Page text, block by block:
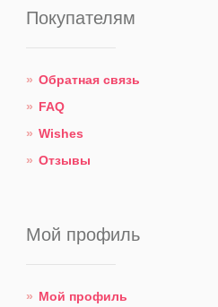
Покупателям
Обратная связь
FAQ
Wishes
Отзывы
Мой профиль
Мой профиль